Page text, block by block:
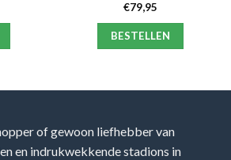
€79,95
BESTELLEN
of gewoon liefhebber van
en indrukwekkende stadions in